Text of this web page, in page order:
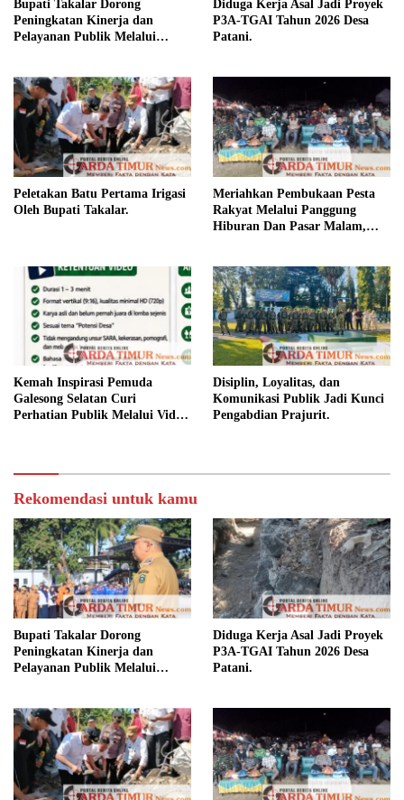
Bupati Takalar Dorong
Peningkatan Kinerja dan
Pelayanan Publik Melalui
Diduga Kerja Asal Jadi Proyek
P3A-TGAI Tahun 2026 Desa
Patani.
Peletakan Batu Pertama Irigasi
Oleh Bupati Takalar.
Meriahkan Pembukaan Pesta
Rakyat Melalui Panggung
Hiburan Dan Pasar Malam,
Kemah Inspirasi Pemuda
Galesong Selatan Curi
Perhatian Publik Melalui Video
Disiplin, Loyalitas, dan
Komunikasi Publik Jadi Kunci
Pengabdian Prajurit.
Rekomendasi untuk kamu
Bupati Takalar Dorong
Peningkatan Kinerja dan
Pelayanan Publik Melalui
Diduga Kerja Asal Jadi Proyek
P3A-TGAI Tahun 2026 Desa
Patani.